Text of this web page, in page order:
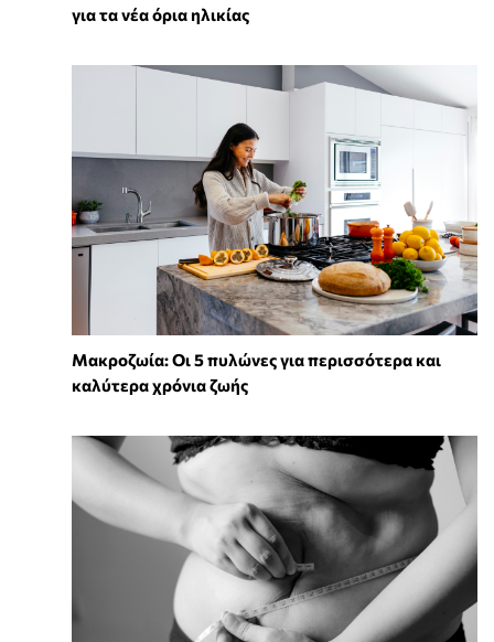
για τα νέα όρια ηλικίας
Mακροζωία: Οι 5 πυλώνες για περισσότερα και
καλύτερα χρόνια ζωής